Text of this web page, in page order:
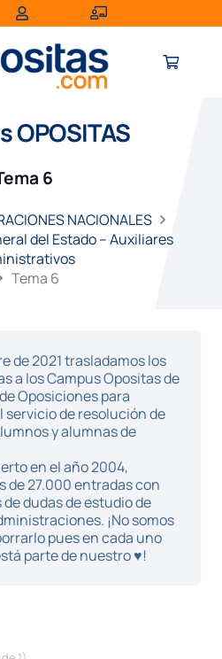
OPOSITAS
6
NACIONALES
del Estado – Auxiliares
Tema 6
de 2021 trasladamos los
a los Campus Opositas de
Oposiciones para
servicio de resolución de
y alumnas de
en el año 2004,
de 27.000 entradas con
dudas de estudio de
¡No somos
pues en cada uno
parte de nuestro ♥!